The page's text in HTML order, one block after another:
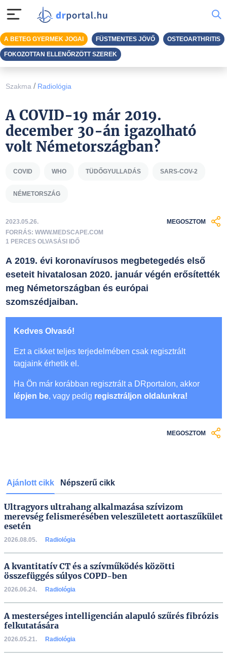
Szakma / Radiológia
A COVID-19 már 2019.
december 30-án igazolható
volt Németországban?
COVID WHO TÜDŐGYULLADÁS SARS-COV-2
NÉMETORSZÁG
2023.05.26.
FORRÁS: WWW.MEDSCAPE.COM
1 PERCES OLVASÁSI IDŐ
MEGOSZTOM
A 2019. évi koronavírusos megbetegedés első
eseteit hivatalosan 2020. január végén erősítették
meg Németországban és európai
szomszédjaiban.
Kedves Olvasó!
Ezt a cikket teljes terjedelmében csak regisztrált
tagjaink érhetik el.
Ha Ön már korábban regisztrált a DRportalon, akkor
lépjen be, vagy pedig regisztráljon oldalunkra!
MEGOSZTOM
Ajánlott cikk Népszerű cikk
Ultragyors ultrahang alkalmazása szívizom
merevség felismerésében veleszületett aortaszűkület
esetén
2026.08.05. Radiológia
A kvantitatív CT és a szívműködés közötti
összefüggés súlyos COPD-ben
2026.06.24. Radiológia
A mesterséges intelligencián alapuló szűrés fibrózis
felkutatására
2026.05.21. Radiológia
A BETEG GYERMEK JOGAI FÜSTMENTES JÖVŐ OSTEOARTHRITIS
FOKOZOTTAN ELLENŐRZÖTT SZEREK